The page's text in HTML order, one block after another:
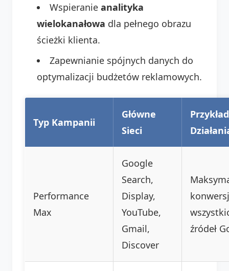
Wspieranie analityka
wielokanałowa dla pełnego obrazu
ścieżki klienta.
Zapewnianie spójnych danych do
optymalizacji budżetów reklamowych.
Typ Kampanii
Główne
Sieci
Przykład
Performance
Max
Google
Search,
Display,
YouTube,
Gmail,
Discover
źródeł